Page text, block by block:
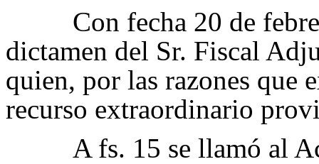
Con fecha 20 de
dictamen del Sr. Fiscal
quien, por las razones que
recurso extraordinario
A fs. 15 se llamó al